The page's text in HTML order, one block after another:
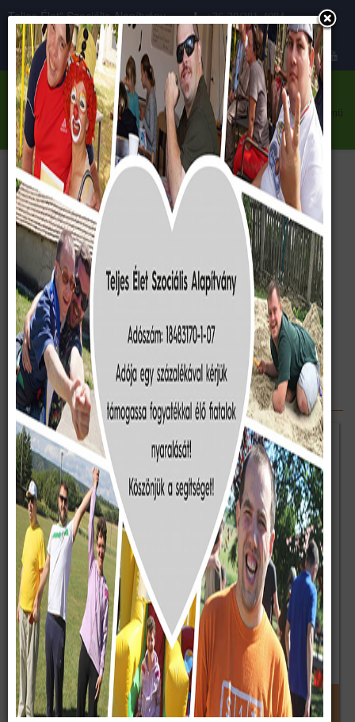
Teljes Élet” Szociális Alapítvány +36-30/281-4084
Közhasznú szervezet teljeselet@teljeselet.hu
menü
2013
Képek évszám szerint
Hári-Krafcsik-Tinta turnus
Lőrincz-Szőke turnus
Alcoa Jószolgálati nap
Alcoa Jószolgálati nap